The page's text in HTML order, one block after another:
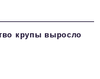
крупы выросло